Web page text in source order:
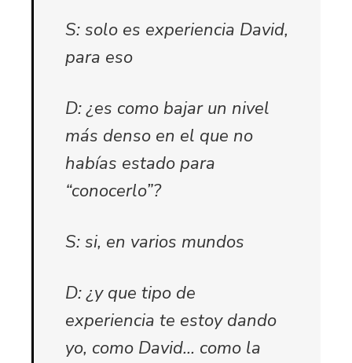
S: solo es experiencia David,
para eso
D: ¿es como bajar un nivel
más denso en el que no
habías estado para
“conocerlo”?
S: si, en varios mundos
D: ¿y que tipo de
experiencia te estoy dando
yo, como David… como la